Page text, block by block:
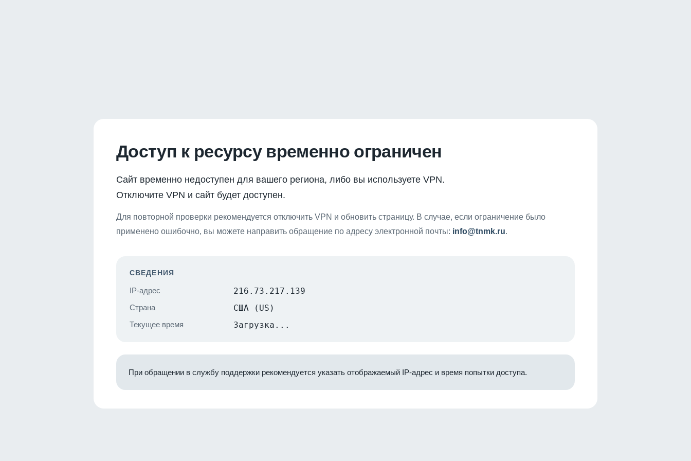
Доступ к ресурсу временно ограничен
Сайт временно недоступен для вашего региона, либо вы используете VPN.
Отключите VPN и сайт будет доступен.
Для повторной проверки рекомендуется отключить VPN и обновить страницу. В случае, если ограничение было
применено ошибочно, вы можете направить обращение по адресу электронной почты: info@tnmk.ru.
СВЕДЕНИЯ
IP-адрес 216.73.217.139
Страна США (US)
Текущее время Загрузка...
При обращении в службу поддержки рекомендуется указать отображаемый IP-адрес и время попытки доступа.